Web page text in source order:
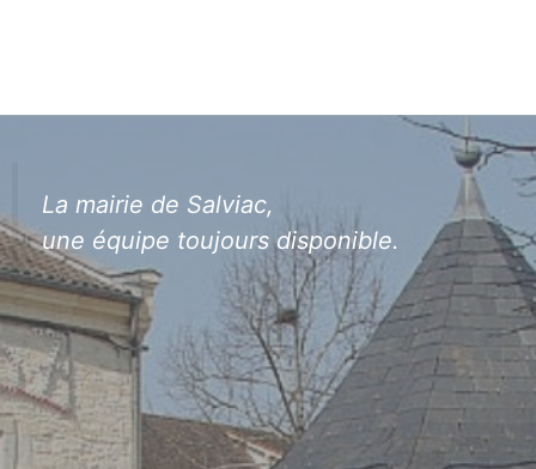
La mairie de Salviac,
une équipe toujours disponible.